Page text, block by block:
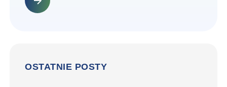
OSTATNIE POSTY